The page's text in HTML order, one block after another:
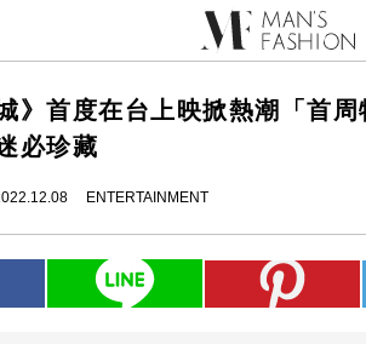
》首度在台上映掀熱潮「首
必珍藏
ENTERTAINMENT